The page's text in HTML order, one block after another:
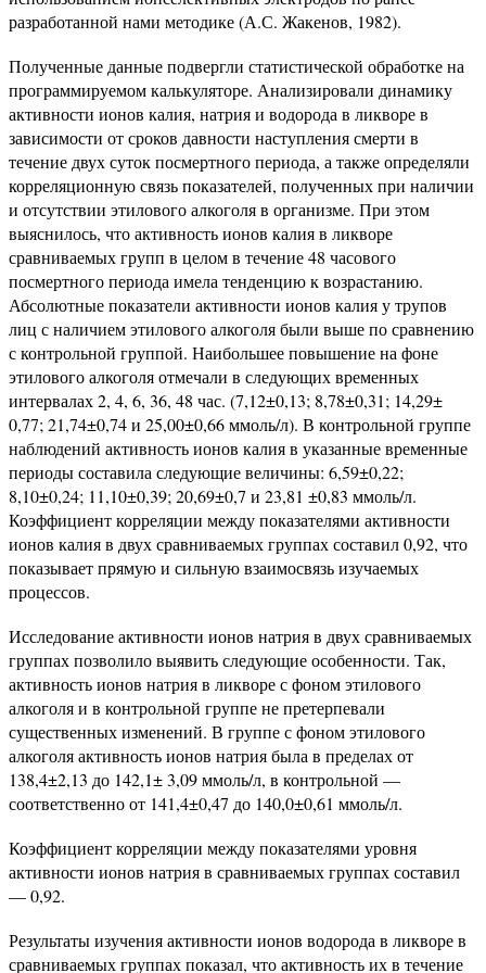
разработанной нами методике (А.С. Жакенов, 1982).
Полученные данные подвергли статистической обработке на
программируемом калькуляторе. Анализировали динамику
активности ионов калия, натрия и водорода в ликворе в
зависимости от сроков давности наступления смерти в
течение двух суток посмертного периода, а также определяли
корреляционную связь показателей, полученных при наличии
и отсутствии этилового алкоголя в организме. При этом
выяснилось, что активность ионов калия в ликворе
сравниваемых групп в целом в течение 48 часового
посмертного периода имела тенденцию к возрастанию.
Абсолютные показатели активности ионов калия у трупов
лиц с наличием этилового алкоголя были выше по сравнению
с контрольной группой. Наибольшее повышение на фоне
этилового алкоголя отмечали в следующих временных
интервалах 2, 4, 6, 36, 48 час. (7,12±0,13; 8,78±0,31; 14,29±
0,77; 21,74±0,74 и 25,00±0,66 ммоль/л). В контрольной группе
наблюдений активность ионов калия в указанные временные
периоды составила следующие величины: 6,59±0,22;
8,10±0,24; 11,10±0,39; 20,69±0,7 и 23,81 ±0,83 ммоль/л.
Коэффициент корреляции между показателями активности
ионов калия в двух сравниваемых группах составил 0,92, что
показывает прямую и сильную взаимосвязь изучаемых
процессов.
Исследование активности ионов натрия в двух сравниваемых
группах позволило выявить следующие особенности. Так,
активность ионов натрия в ликворе с фоном этилового
алкоголя и в контрольной группе не претерпевали
существенных изменений. В группе с фоном этилового
алкоголя активность ионов натрия была в пределах от
138,4±2,13 до 142,1± 3,09 ммоль/л, в контрольной —
соответственно от 141,4±0,47 до 140,0±0,61 ммоль/л.
Коэффициент корреляции между показателями уровня
активности ионов натрия в сравниваемых группах составил
— 0,92.
Результаты изучения активности ионов водорода в ликворе в
сравниваемых группах показал, что активность их в течение